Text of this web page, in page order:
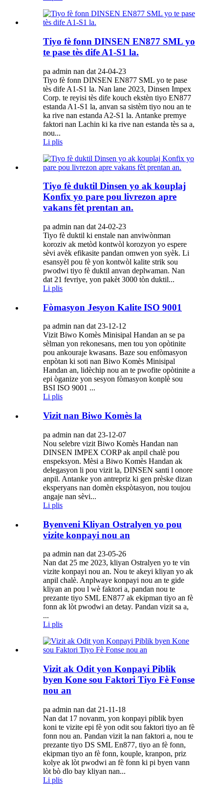
Tiyo fè fonn DINSEN EN877 SML yo
te pase tès dife A1-S1 la.
pa admin nan dat 24-04-23
Tiyo fè fonn DINSEN EN877 SML yo te pase
tès dife A1-S1 la. Nan lane 2023, Dinsen Impex
Corp. te reyisi tès dife kouch ekstèn tiyo EN877
estanda A1-S1 la, anvan sa sistèm tiyo nou an te
ka rive nan estanda A2-S1 la. Antanke premye
faktori nan Lachin ki ka rive nan estanda tès sa a,
nou...
Li plis
Tiyo fè duktil Dinsen yo ak kouplaj
Konfix yo pare pou livrezon apre
vakans fèt prentan an.
pa admin nan dat 24-02-23
Tiyo fè duktil ki enstale nan anviwònman
koroziv ak metòd kontwòl korozyon yo espere
sèvi avèk efikasite pandan omwen yon syèk. Li
esansyèl pou fè yon kontwòl kalite strik sou
pwodwi tiyo fè duktil anvan deplwaman. Nan
dat 21 fevriye, yon pakèt 3000 tòn duktil...
Li plis
Fòmasyon Jesyon Kalite ISO 9001
pa admin nan dat 23-12-12
Vizit Biwo Komès Minisipal Handan an se pa
sèlman yon rekonesans, men tou yon opòtinite
pou ankouraje kwasans. Baze sou enfòmasyon
enpòtan ki soti nan Biwo Komès Minisipal
Handan an, lidèchip nou an te pwofite opòtinite a
epi òganize yon sesyon fòmasyon konplè sou
BSI ISO 9001 ...
Li plis
Vizit nan Biwo Komès la
pa admin nan dat 23-12-07
Nou selebre vizit Biwo Komès Handan nan
DINSEN IMPEX CORP ak anpil chalè pou
enspeksyon. Mèsi a Biwo Komès Handan ak
delegasyon li pou vizit la, DINSEN santi l onore
anpil. Antanke yon antrepriz ki gen prèske dizan
eksperyans nan domèn ekspòtasyon, nou toujou
angaje nan sèvi...
Li plis
Byenveni Kliyan Ostralyen yo pou
vizite konpayi nou an
pa admin nan dat 23-05-26
Nan dat 25 me 2023, kliyan Ostralyen yo te vin
vizite konpayi nou an. Nou te akeyi kliyan yo ak
anpil chalè. Anplwaye konpayi nou an te gide
kliyan an pou l wè faktori a, pandan nou te
prezante tiyo SML EN877 ak ekipman tiyo an fè
fonn ak lòt pwodwi an detay. Pandan vizit sa a,
...
Li plis
Vizit ak Odit yon Konpayi Piblik
byen Kone sou Faktori Tiyo Fè Fonse
nou an
pa admin nan dat 21-11-18
Nan dat 17 novanm, yon konpayi piblik byen
koni te vizite epi fè yon odit sou faktori tiyo an fè
fonn nou an. Pandan vizit la nan faktori a, nou te
prezante tiyo DS SML En877, tiyo an fè fonn,
ekipman tiyo an fè fonn, kouple, kranpon, priz
kolye ak lòt pwodwi an fè fonn ki pi byen vann
lòt bò dlo bay kliyan nan...
Li plis